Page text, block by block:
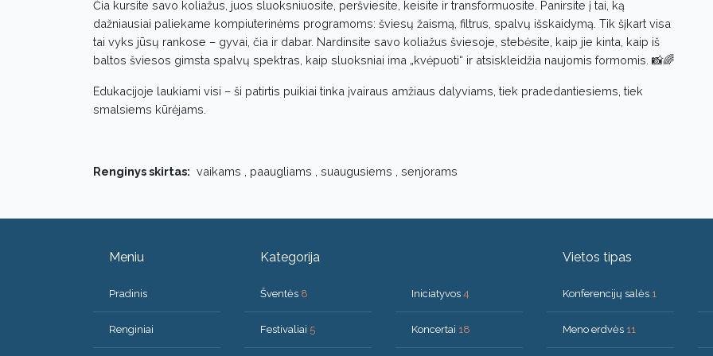
Čia kursite savo koliažus, juos sluoksniuosite, peršviesite, keisite ir transformuosite. Panirsite į tai, ką
dažniausiai paliekame kompiuterinėms programoms: šviesų žaismą, filtrus, spalvų išskaidymą. Tik šįkart visa
tai vyks jūsų rankose – gyvai, čia ir dabar. Nardinsite savo koliažus šviesoje, stebėsite, kaip jie kinta, kaip iš
baltos šviesos gimsta spalvų spektras, kaip sluoksniai ima „kvėpuoti“ ir atsiskleidžia naujomis formomis. 📸🌈
Edukacijoje laukiami visi – ši patirtis puikiai tinka įvairaus amžiaus dalyviams, tiek pradedantiesiems, tiek
smalsiems kūrėjams.
Renginys skirtas: vaikams , paaugliams , suaugusiems , senjorams
Meniu
Pradinis
Renginiai
Kategorija
Šventės 8
Festivaliai 5
Iniciatyvos 4
Koncertai 18
Vietos tipas
Konferencijų salės 1
Meno erdvės 11